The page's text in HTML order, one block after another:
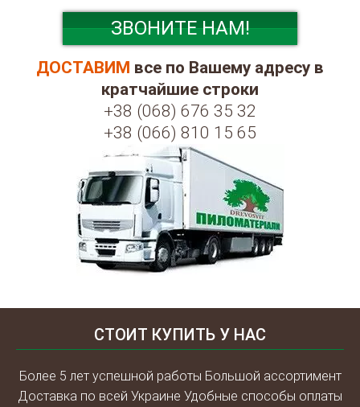
ЗВОНИТЕ НАМ!
ДОСТАВИМ все по Вашему адресу в
кратчайшие строки
+38 (068) 676 35 32
+38 (066) 810 15 65
СТОИТ КУПИТЬ У НАС
Более 5 лет успешной работы Большой ассортимент
Доставка по всей Украине Удобные способы оплаты